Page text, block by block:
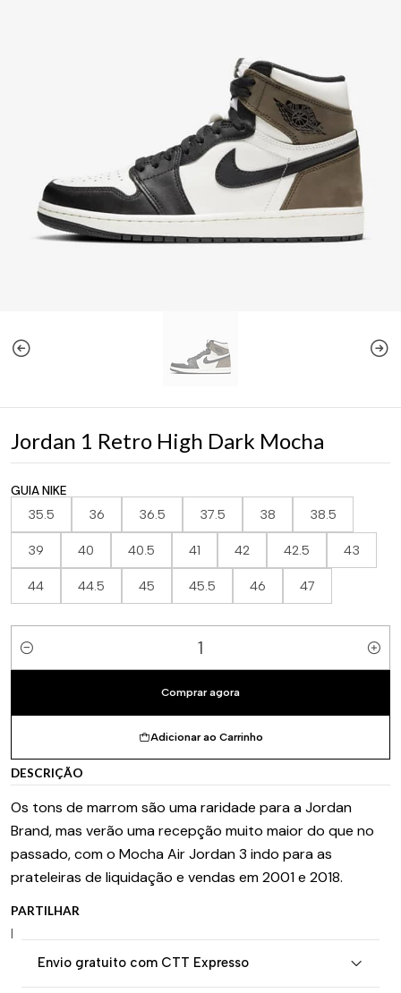
Jordan 1 Retro High Dark Mocha
GUIA NIKE
35.5 36 36.5 37.5 38 38.5
39 40 40.5 41 42 42.5 43
44 44.5 45 45.5 46 47
Quantidade
Adicionar ao Carrinho
Comprar agora
DESCRIÇÃO
Os tons de marrom são uma raridade para a Jordan
Brand, mas verão uma recepção muito maior do que no
passado, com o Mocha Air Jordan 3 indo para as
prateleiras de liquidação e vendas em 2001 e 2018.
PARTILHAR
|
Envio gratuito com CTT Expresso